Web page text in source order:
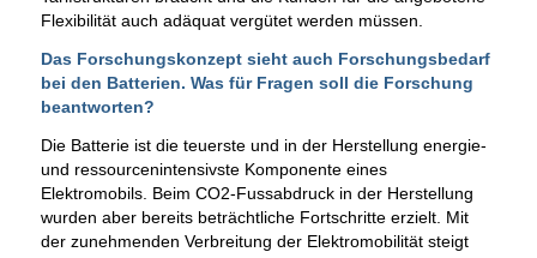
Flexibilität auch adäquat vergütet werden müssen.
Das Forschungskonzept sieht auch Forschungsbedarf
bei den Batterien. Was für Fragen soll die Forschung
beantworten?
Die Batterie ist die teuerste und in der Herstellung energie-
und ressourcenintensivste Komponente eines
Elektromobils. Beim CO2-Fussabdruck in der Herstellung
wurden aber bereits beträchtliche Fortschritte erzielt. Mit
der zunehmenden Verbreitung der Elektromobilität steigt